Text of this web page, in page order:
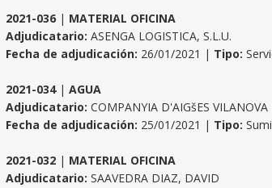
2021-036 | MATERIAL OFICINA
Adjudicatario: ASENGA LOGISTICA, S.L.U.
Fecha de adjudicación: 26/01/2021 | Tipo:
2021-034| AGUA
Adjudicatario: COMPANYIA D'AIGšES VILANOVA
Fecha de adjudicación: 25/01/2021 | Tipo:
2021-032 | MATERIAL OFICINA
Adjudicatario: SAAVEDRA DIAZ, DAVID